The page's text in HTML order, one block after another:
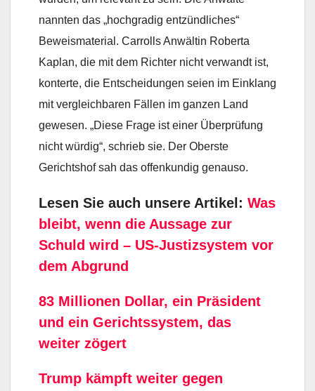
nannten das „hochgradig entzündliches“
Beweismaterial. Carrolls Anwältin Roberta
Kaplan, die mit dem Richter nicht verwandt ist,
konterte, die Entscheidungen seien im Einklang
mit vergleichbaren Fällen im ganzen Land
gewesen. „Diese Frage ist einer Überprüfung
nicht würdig“, schrieb sie. Der Oberste
Gerichtshof sah das offenkundig genauso.
Lesen Sie auch unsere Artikel: Was
bleibt, wenn die Aussage zur
Schuld wird – US-Justizsystem vor
dem Abgrund
83 Millionen Dollar, ein Präsident
und ein Gerichtssystem, das
weiter zögert
Trump kämpft weiter gegen